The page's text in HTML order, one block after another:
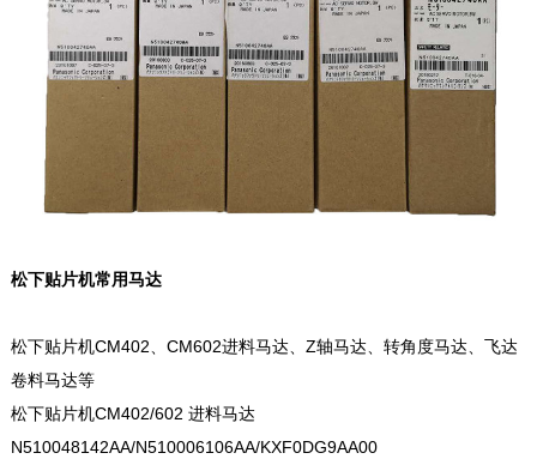
松下贴片机常用马达
松下贴片机CM402、CM602进料马达、Z轴马达、转角度马达、飞达
卷料马达等
松下贴片机CM402/602 进料马达
N510048142AA/N510006106AA/KXF0DG9AA00